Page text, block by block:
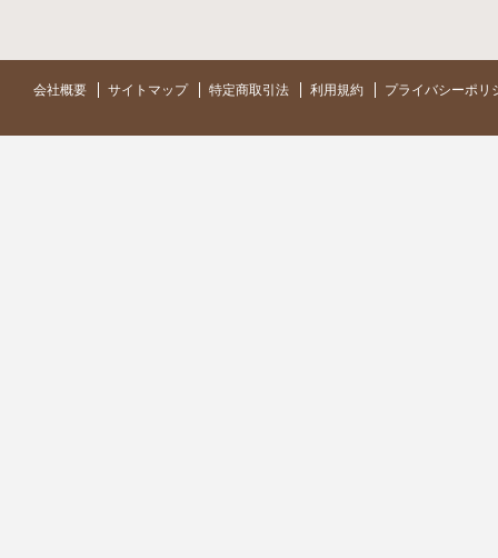
会社概要 サイトマップ 特定商取引法 利用規約 プライバシーポリ